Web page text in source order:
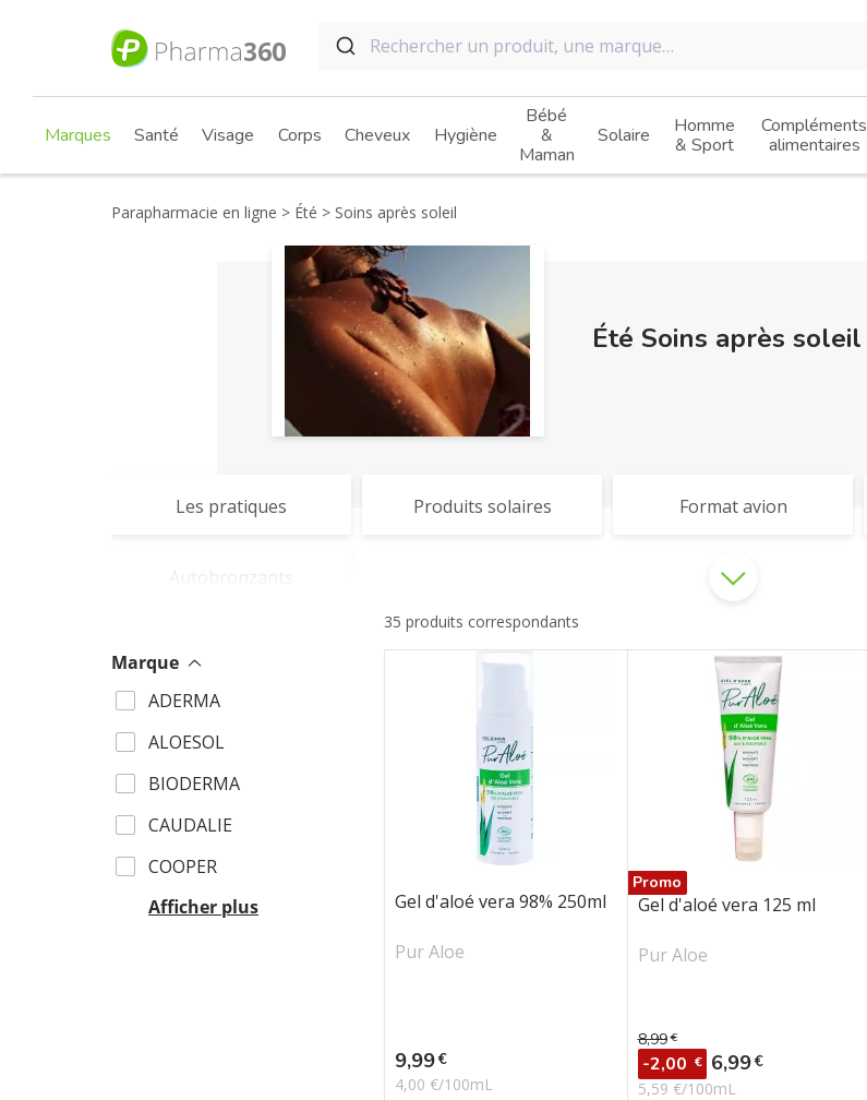
Marques Santé Visage Corps Cheveux Hygiène
Bébé
&
Maman
Solaire
Homme
& Sport
Compléments
alimentaires
Parapharmacie en ligne Été Soins après soleil
Été Soins après soleil
Les pratiques Produits solaires Format avion
Autobronzants
Marque
ADERMA
ALOESOL
BIODERMA
CAUDALIE
COOPER
GARANCIA
LA ROCHE POSAY
LASHILÉ
NUXE
OSMAÉ
PIERRE FABRE
PUR ALOE
RESPIRE
Afficher plus
35 produits correspondants
Gel d'aloé vera 98% 250ml
Pur Aloe
Prix
9,99€
4,00 €/100mL
Promo
Gel d'aloé vera 125 ml
Pur Aloe
Prix de base
8,99 €
-2,00 € Prix
6,99€
5,59 €/100mL